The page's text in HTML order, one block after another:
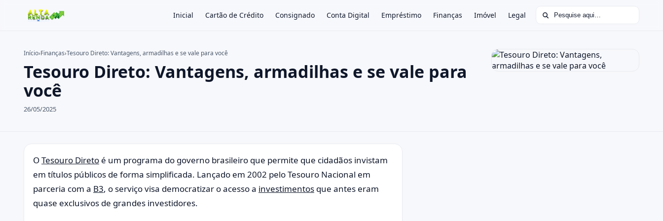
Inicial Cartão de Crédito Consignado Conta Digital Empréstimo Finanças Imóvel Legal Buscar por:
Buscar no site ×
Buscar por:
Pressione Enter para buscar ou ESC para fechar.
Início›Finanças›Tesouro Direto: Vantagens, armadilhas e se vale para você
Tesouro Direto: Vantagens, armadilhas e se vale para
você
26/05/2025
OTesouro Direto é um programa do governo brasileiro que permite que cidadãos invistam
em títulos públicos de forma simplificada. Lançado em 2002 pelo Tesouro Nacional em
parceria com a B3, o serviço visa democratizar o acesso a investimentos que antes eram
quase exclusivos de grandes investidores.